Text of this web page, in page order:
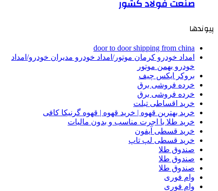
صنعت فولاد کشور
پیوندها
door to door shipping from china
امداد خودرو کرمان موتور/امداد خودرو مدیران خودرو/امداد
خودرو بهمن موتور
بروکر ایکس چیف
خرده فروشی برق
خرده فروشی برق
خرید اقساطی تبلت
خرید بهترین قهوه | خرید قهوه | قهوه گرنیکا کافی
خرید طلا با اجرت مناسب و بدون مالیات
خرید قسطی آیفون
خرید قسطی لپ تاپ
صندوق طلا
صندوق طلا
صندوق طلا
وام فوری
وام فوری